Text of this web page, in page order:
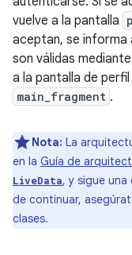
vuelve a la pantalla
aceptan, se informa
son válidas mediante
a la pantalla de
main_fragment .
Nota: La
en la Guía de
LiveData, y sigue
de continuar,
clases.